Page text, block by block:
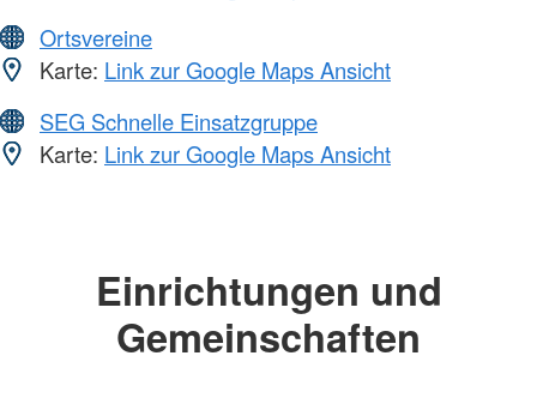
Ortsvereine
Karte: Link zur Google Maps Ansicht
SEG Schnelle Einsatzgruppe
Karte: Link zur Google Maps Ansicht
Einrichtungen und
Gemeinschaften